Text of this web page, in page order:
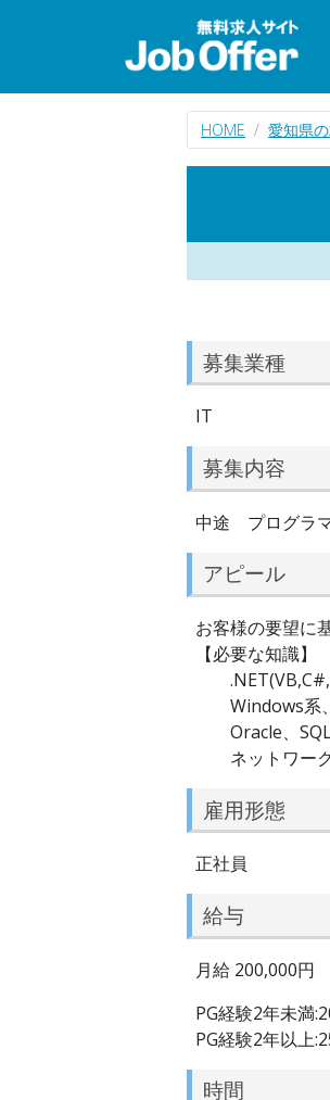
HOME 愛知県
募集業種
IT
募集内容
中途 プログラマ
アピール
お客様の要望に
【必要な知識】
Windows系、
Oracle、SQL
ネットワーク
雇用形態
正社員
給与
月給 200,000円
PG経験2年未満
PG経験2年以上
時間